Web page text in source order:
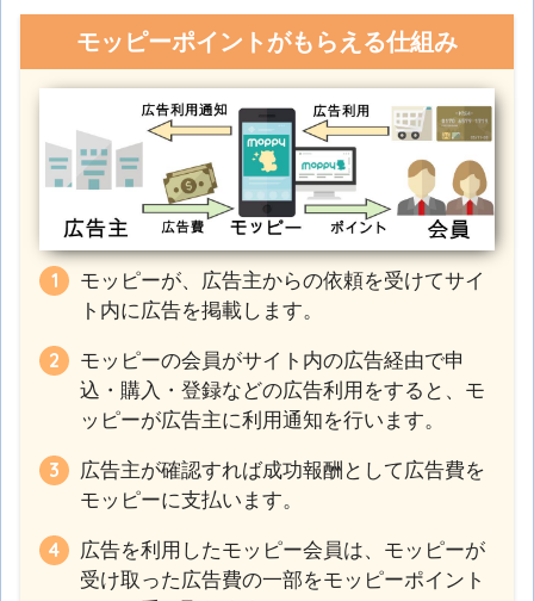
モッピーポイントがもらえる仕組み
モッピーが、広告主からの依頼を受けてサイ
ト内に広告を掲載します。
モッピーの会員がサイト内の広告経由で申
込・購入・登録などの広告利用をすると、モ
ッピーが広告主に利用通知を行います。
広告主が確認すれば成功報酬として広告費を
モッピーに支払います。
広告を利用したモッピー会員は、モッピーが
受け取った広告費の一部をモッピーポイント